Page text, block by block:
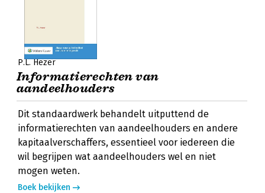
P.L. Hezer
Informatierechten van
aandeelhouders
Dit standaardwerk behandelt uitputtend de
informatierechten van aandeelhouders en andere
kapitaalverschaffers, essentieel voor iedereen die
wil begrijpen wat aandeelhouders wel en niet
mogen weten.
Boek bekijken